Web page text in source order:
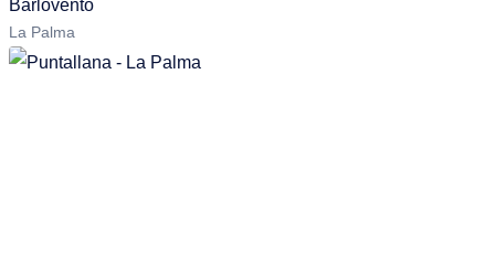
Barlovento
La Palma